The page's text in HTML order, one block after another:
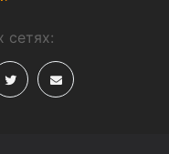
сетях: